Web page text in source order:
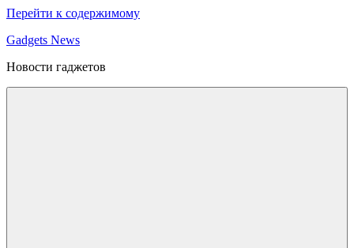
Перейти к содержимому
Gadgets News
Новости гаджетов